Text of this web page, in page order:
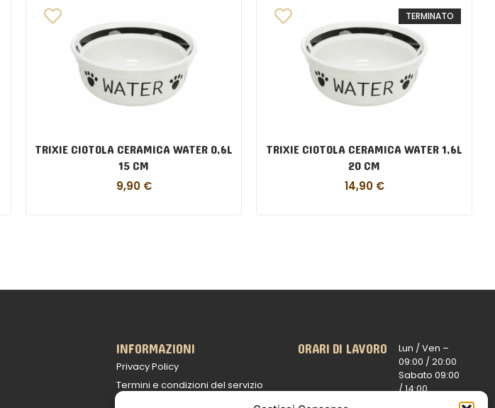
TRIXIE CIOTOLA CERAMICA WATER 0,6L
15 CM
9,90 €
TERMINATO
TRIXIE CIOTOLA CERAMICA WATER 1,6L
20 CM
14,90 €
INFORMAZIONI
Privacy Policy
Termini e condizioni del servizio
ORARI DI LAVORO
Lun / Ven –
09:00 /20:00
Sabato 09:00
/14:00